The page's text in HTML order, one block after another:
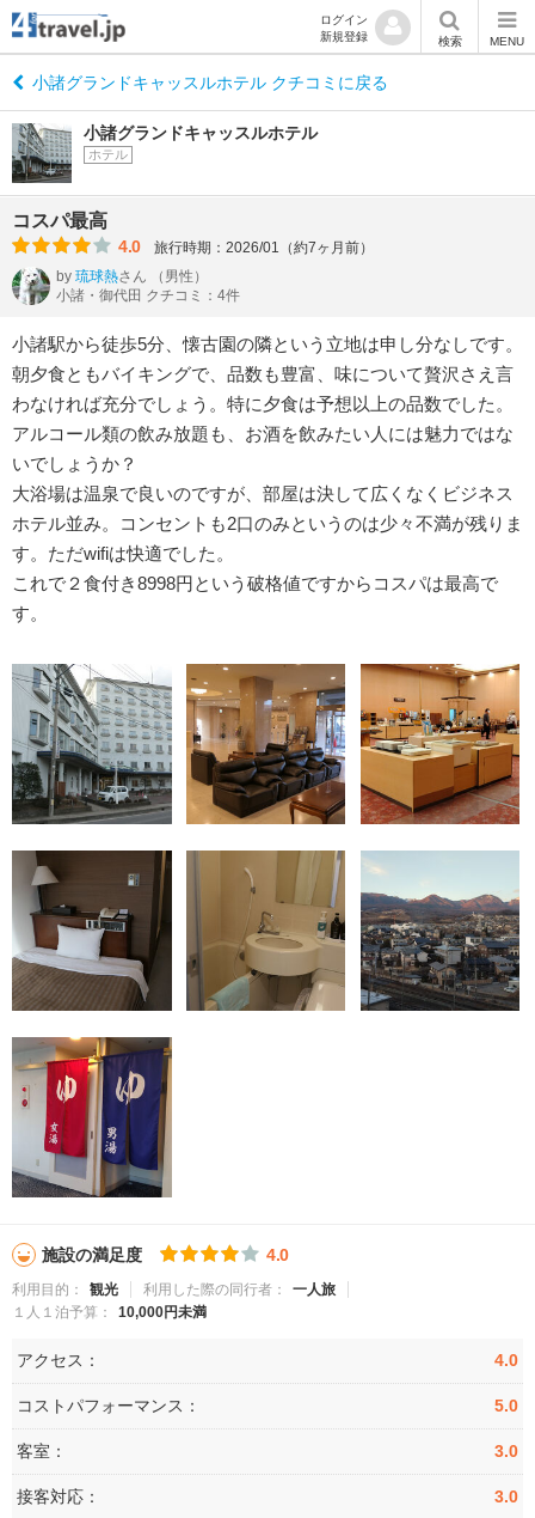
ログイン
新規登録
検索 MENU
小諸グランドキャッスルホテル クチコミに戻る
小諸グランドキャッスルホテル
ホテル
コスパ最高
4.0
旅行時期：2026/01（約7ヶ月前）
by 琉球熱さん
（男性）
小諸・御代田 クチコミ：4件
小諸駅から徒歩5分、懐古園の隣という立地は申し分なしです。
朝夕食ともバイキングで、品数も豊富、味について贅沢さえ言
わなければ充分でしょう。特に夕食は予想以上の品数でした。
アルコール類の飲み放題も、お酒を飲みたい人には魅力ではな
いでしょうか？
大浴場は温泉で良いのですが、部屋は決して広くなくビジネス
ホテル並み。コンセントも2口のみというのは少々不満が残りま
す。ただwifiは快適でした。
これで２食付き8998円という破格値ですからコスパは最高で
す。
施設の満足度 4.0
利用目的： 観光 利用した際の同行者：
一人旅
１人１泊予算：
10,000円未満
アクセス： 4.0
コストパフォーマンス： 5.0
客室： 3.0
接客対応： 3.0